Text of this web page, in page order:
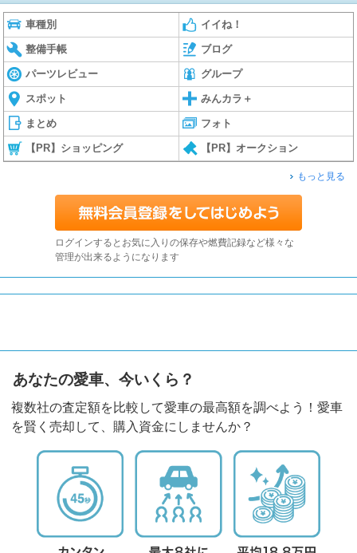
車種別 イイね！
整備手帳 ブログ
パーツレビュー グループ
スポット みんカラ＋
まとめ フォト
【PR】ショッピング 【PR】オークション
もっと見る
ログインするとお気に入りの保存や燃費記録など様々な
管理が出来るようになります
あなたの愛車、今いくら？
複数社の査定額を比較して愛車の最高額を調べよう！愛車
を賢く売却して、購入資金にしませんか？